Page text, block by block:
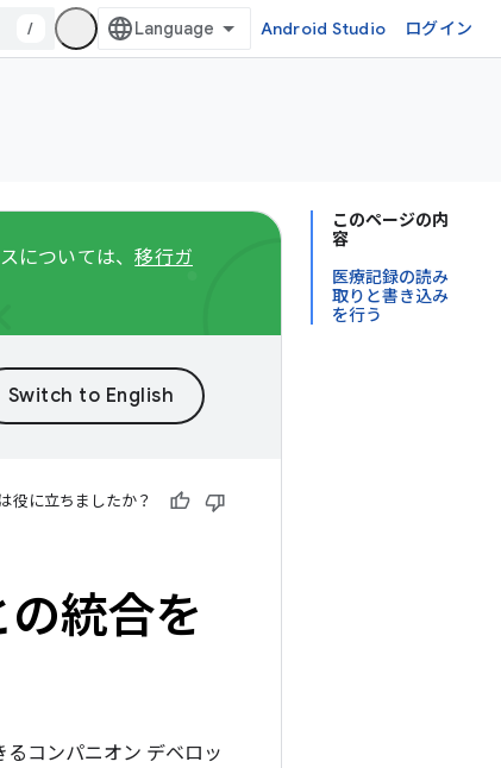
/ Android Studio ログイン
このページの内
容
医療記録の読み
取りと書き込み
を行う
については、移行ガ
役に立ちましたか？
統合を
コンパニオン デベロッ